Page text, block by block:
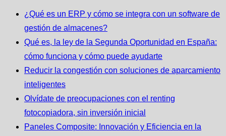
¿Qué es un ERP y cómo se integra con un software de
gestión de almacenes?
Qué es, la ley de la Segunda Oportunidad en España:
cómo funciona y cómo puede ayudarte
Reducir la congestión con soluciones de aparcamiento
inteligentes
Olvídate de preocupaciones con el renting
fotocopiadora, sin inversión inicial
Paneles Composite: Innovación y Eficiencia en la